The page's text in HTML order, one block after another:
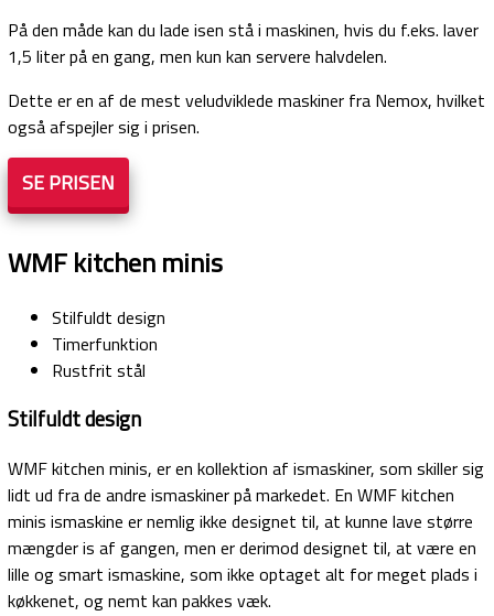
På den måde kan du lade isen stå i maskinen, hvis du f.eks. laver
1,5 liter på en gang, men kun kan servere halvdelen.
Dette er en af de mest veludviklede maskiner fra Nemox, hvilket
også afspejler sig i prisen.
SE PRISEN
WMF kitchen minis
Stilfuldt design
Timerfunktion
Rustfrit stål
Stilfuldt design
WMF kitchen minis, er en kollektion af ismaskiner, som skiller sig
lidt ud fra de andre ismaskiner på markedet. En WMF kitchen
minis ismaskine er nemlig ikke designet til, at kunne lave større
mængder is af gangen, men er derimod designet til, at være en
lille og smart ismaskine, som ikke optaget alt for meget plads i
køkkenet, og nemt kan pakkes væk.